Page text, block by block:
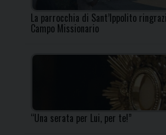
La parrocchia di Sant’Ippolito
Campo Missionario
“Una serata per Lui, per te!”